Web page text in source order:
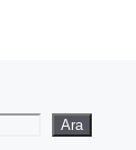
Ara